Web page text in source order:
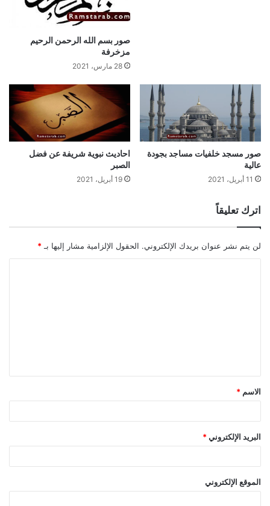
صور بسم الله الرحمن الرحيم
مزخرفة
28 مارس، 2021
صور مسجد خلفيات مساجد بجودة
عالية
11 أبريل، 2021
احاديث نبوية شريفة عن فضل
الصبر
19 أبريل، 2021
اترك تعليقاً
لن يتم نشر عنوان بريدك الإلكتروني. الحقول الإلزامية مشار إليها بـ *
ق
*
الاسم *
البريد الإلكتروني *
الموقع الإلكتروني